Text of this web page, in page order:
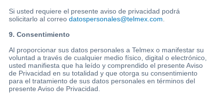
Si usted requiere el presente aviso de privacidad podrá
solicitarlo al correo datospersonales@telmex.com
9. Consentimiento
Al proporcionar sus datos personales a Telmex o manifestar su
voluntad a través de cualquier medio físico, digital o electrónico,
usted manifiesta que ha leído y comprendido el presente Aviso
de Privacidad en su totalidad y que otorga su consentimiento
para el tratamiento de sus datos personales en términos del
presente Aviso de Privacidad.